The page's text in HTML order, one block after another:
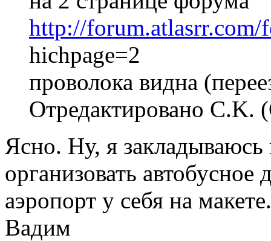
http://forum.atlasrr.com/
hichpage=2
проволока видна
Отредактировано C.K.
Ясно. Ну, я закладываюсь
организовать автобусное
аэропорт у себя на
Вадим